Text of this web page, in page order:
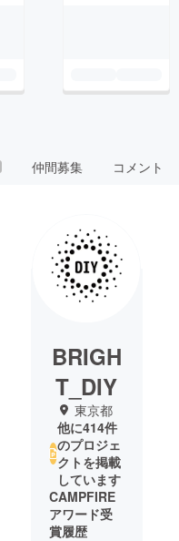
仲間募集 コメント
BRIGH
T_DIY
東京都
他に414件
のプロジェ
クトを掲載
しています
CAMPFIRE
アワード受
賞履歴